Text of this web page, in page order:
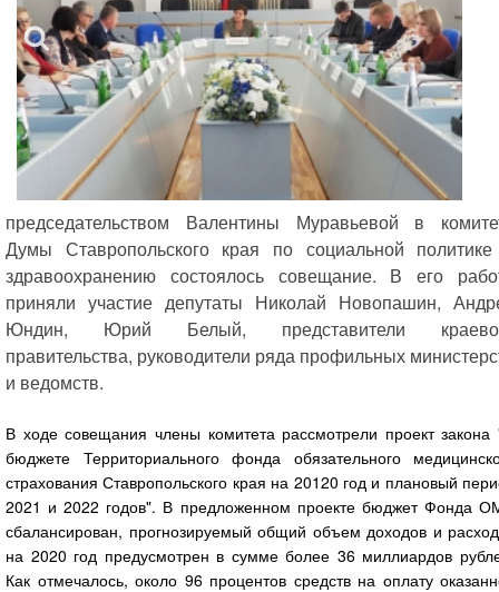
председательством Валентины Муравьевой в
Думы Ставропольского края по социальной
здравоохранению состоялось совещание. В его
приняли участие депутаты Николай Новопашин,
Юндин, Юрий Белый, представители
правительства, руководители ряда профильных
и ведомств.
В ходе совещания члены комитета рассмотрели проект
бюджете Территориального фонда обязательного
страхования Ставропольского края на 20120 год и плановый
2021 и 2022 годов". В предложенном проекте бюджет Фонда
сбалансирован, прогнозируемый общий объем доходов и
на 2020 год предусмотрен в сумме более 36 миллиардов
Как отмечалось, около 96 процентов средств на оплату